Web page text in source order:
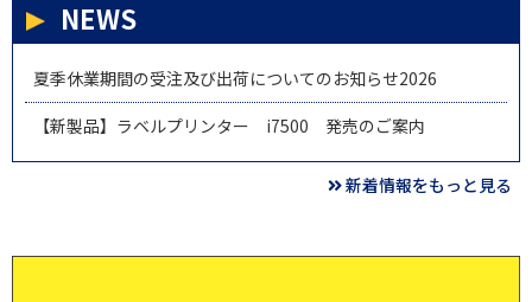
NEWS
夏季休業期間の受注及び出荷についてのお知らせ2026
【新製品】ラベルプリンター i7500 発売のご案内
新着情報をもっと見る